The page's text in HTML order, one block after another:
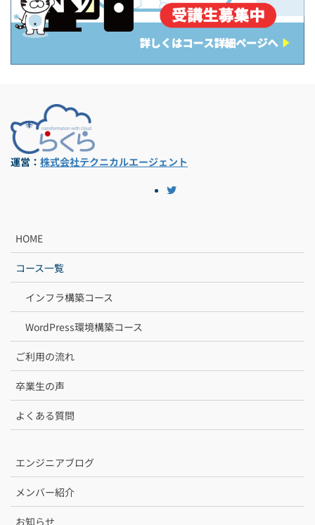
運営： 株式会社テクニカルエージェント
HOME
コース一覧
インフラ構築コース
WordPress環境構築コース
ご利用の流れ
卒業生の声
よくある質問
エンジニアブログ
メンバー紹介
お知らせ